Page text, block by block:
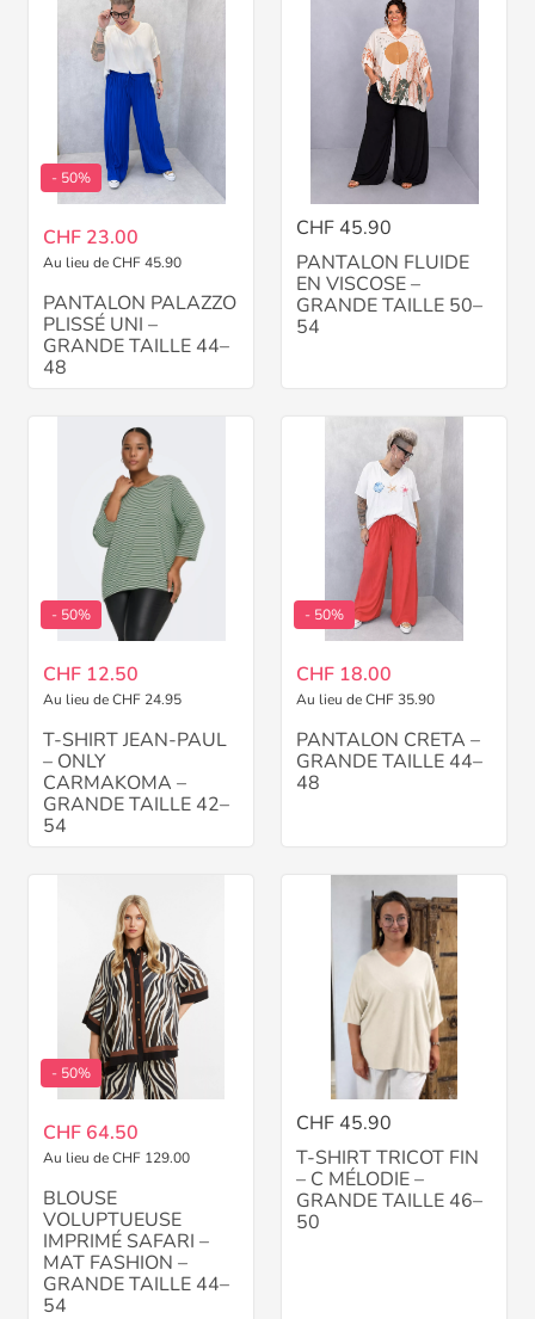
- 50%
CHF 23.00
Au lieu de CHF 45.90
PANTALON PALAZZO
PLISSÉ UNI –
GRANDE TAILLE 44–
48
CHF 45.90
PANTALON FLUIDE
EN VISCOSE –
GRANDE TAILLE 50–
54
- 50%
CHF 12.50
Au lieu de CHF 24.95
T-SHIRT JEAN-PAUL
– ONLY
CARMAKOMA –
GRANDE TAILLE 42–
54
- 50%
CHF 18.00
Au lieu de CHF 35.90
PANTALON CRETA –
GRANDE TAILLE 44–
48
- 50%
CHF 64.50
Au lieu de CHF 129.00
BLOUSE
VOLUPTUEUSE
IMPRIMÉ SAFARI –
MAT FASHION –
GRANDE TAILLE 44–
54
CHF 45.90
T-SHIRT TRICOT FIN
– C MÉLODIE –
GRANDE TAILLE 46–
50